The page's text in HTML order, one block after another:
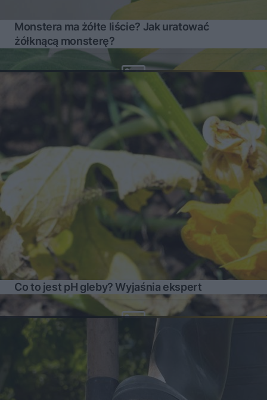
Monstera ma żółte liście? Jak uratować
żółknącą monsterę?
Co to jest pH gleby? Wyjaśnia ekspert